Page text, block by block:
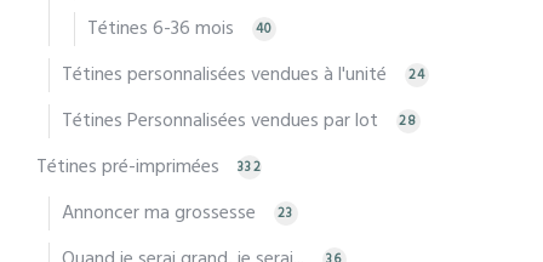
Tétines 6-36 mois 40
Tétines personnalisées vendues à l'unité 24
Tétines Personnalisées vendues par lot 28
Tétines pré-imprimées 332
Annoncer ma grossesse 23